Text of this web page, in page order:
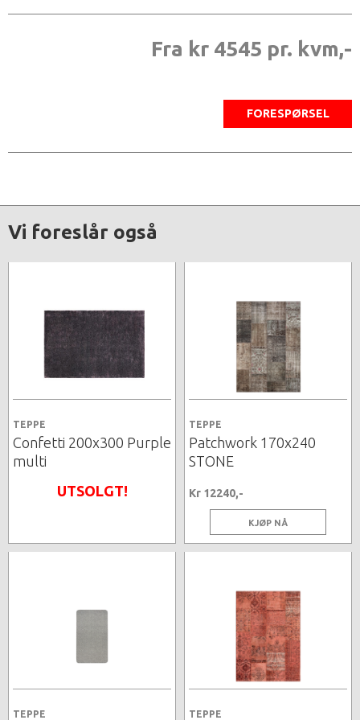
Fra kr 4545 pr. kvm,-
FORESPØRSEL
Vi foreslår også
TEPPE
Confetti 200x300 Purple
multi
UTSOLGT!
TEPPE
Patchwork 170x240
STONE
Kr 12240,-
KJØP NÅ
TEPPE TEPPE